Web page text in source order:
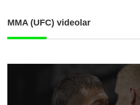
MMA (UFC) videolar